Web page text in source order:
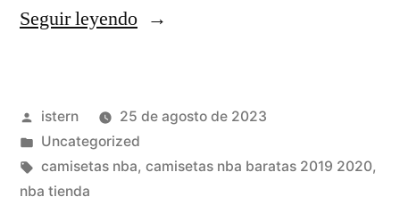
Seguir leyendo«Camisetas
Contrareembolso»
Publicado
por
istern
25 de agosto de 2023
Publicado
en
Uncategorized
Etiquetas:
camisetas nba, camisetas nba baratas 2019 2020,
nba tienda